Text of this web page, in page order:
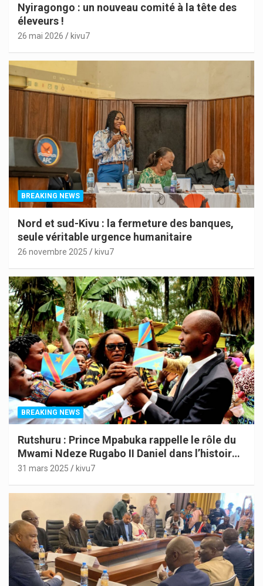
Nyiragongo : un nouveau comité à la tête des
éleveurs !
26 mai 2026 kivu7
BREAKING NEWS
Nord et sud-Kivu : la fermeture des banques,
seule véritable urgence humanitaire
26 novembre 2025 kivu7
BREAKING NEWS
Rutshuru : Prince Mpabuka rappelle le rôle du
Mwami Ndeze Rugabo II Daniel dans l’histoire
de l’Indépendance du Congo
31 mars 2025 kivu7